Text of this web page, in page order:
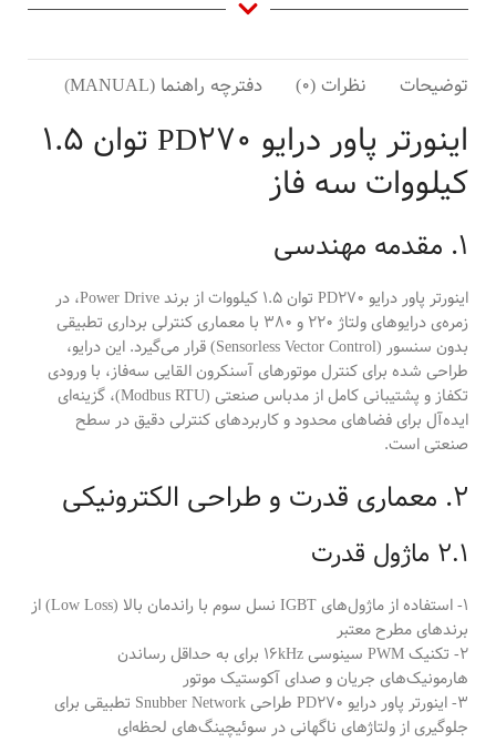
توضیحات نظرات (0) دفترچه راهنما (MANUAL)
اینورتر پاور درایو PD270 توان 1.5
کیلووات سه فاز
1. مقدمه مهندسی
اینورتر پاور درایو PD270 توان 1.5 کیلووات از برند Power Drive، در
زمره‌ی درایوهای ولتاژ 220 و 380 با معماری کنترلی برداری تطبیقی
بدون سنسور (Sensorless Vector Control) قرار می‌گیرد. این درایو،
طراحی شده برای کنترل موتورهای آسنکرون القایی سه‌فاز، با ورودی
تکفاز و پشتیبانی کامل از مدباس صنعتی (Modbus RTU)، گزینه‌ای
ایده‌آل برای فضاهای محدود و کاربردهای کنترلی دقیق در سطح
صنعتی است.
2. معماری قدرت و طراحی الکترونیکی
2.1 ماژول قدرت
1- استفاده از ماژول‌های IGBT نسل سوم با راندمان بالا (Low Loss) از
برندهای مطرح معتبر
2- تکنیک PWM سینوسی 16kHz برای به حداقل رساندن
هارمونیک‌های جریان و صدای آکوستیک موتور
3- اینورتر پاور درایو PD270 طراحی Snubber Network تطبیقی برای
جلوگیری از ولتاژهای ناگهانی در سوئیچینگ‌های لحظه‌ای